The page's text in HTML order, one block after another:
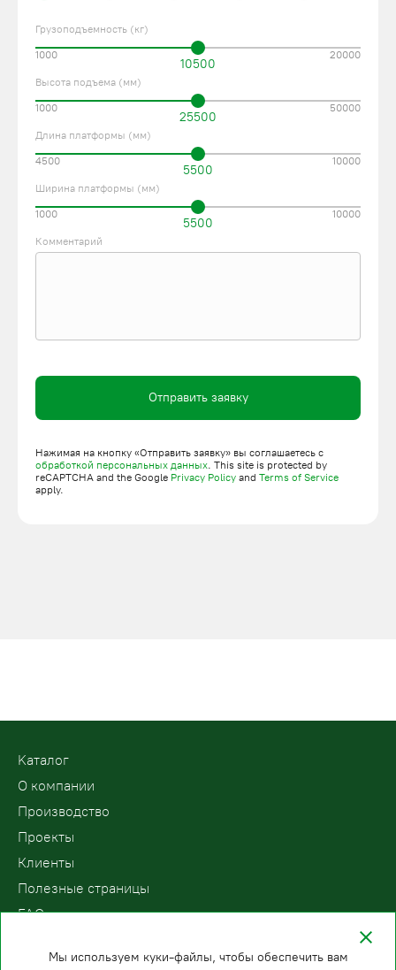
Грузоподъемность (кг)
10500
1000 20000
Высота подъема (мм)
25500
1000 50000
Длина платформы (мм)
5500
4500 10000
Ширина платформы (мм)
5500
1000 10000
Комментарий
Отправить заявку
Нажимая на кнопку «Отправить заявку» вы соглашаетесь с
обработкой персональных данных. This site is protected by
reCAPTCHA and the Google Privacy Policy and Terms of Service
apply.
Kаталог
О компании
Производство
Проекты
Клиенты
Полезные страницы
FAQ
Мы используем куки-файлы, чтобы обеспечить вам